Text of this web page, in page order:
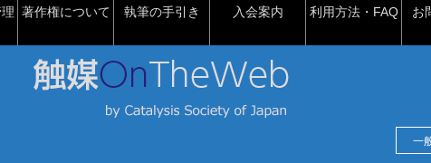
著作権について 執筆の手引き 入会案内 利用方法・FAQ お
一